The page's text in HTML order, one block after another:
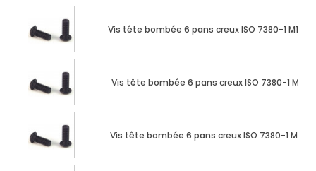
Vis tête bombée 6 pans creux ISO 7380-1 M12 X
Vis tête bombée 6 pans creux ISO 7380-1 M8 X
Vis tête bombée 6 pans creux ISO 7380-1 M8 X